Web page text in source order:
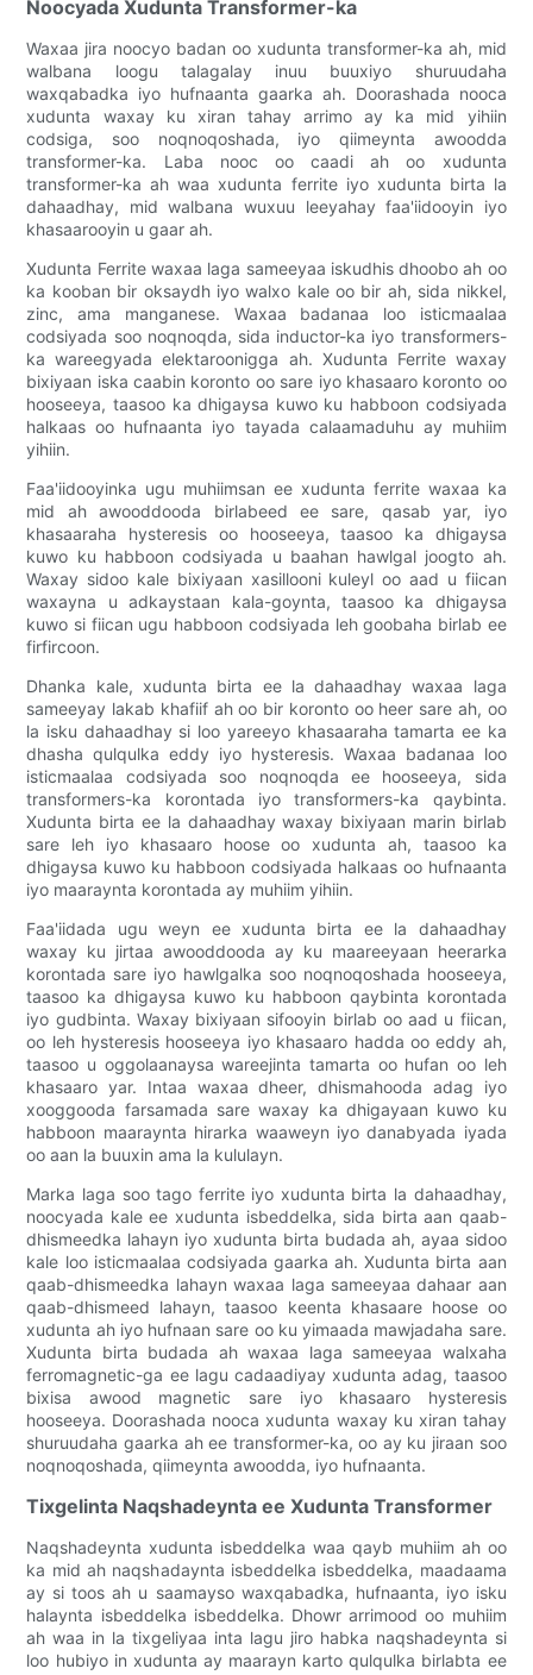
Noocyada Xudunta Transformer-ka
Waxaa jira noocyo badan oo xudunta transformer-ka ah, mid
walbana loogu talagalay inuu buuxiyo shuruudaha
waxqabadka iyo hufnaanta gaarka ah. Doorashada nooca
xudunta waxay ku xiran tahay arrimo ay ka mid yihiin
codsiga, soo noqnoqoshada, iyo qiimeynta awoodda
transformer-ka. Laba nooc oo caadi ah oo xudunta
transformer-ka ah waa xudunta ferrite iyo xudunta birta la
dahaadhay, mid walbana wuxuu leeyahay faa'iidooyin iyo
khasaarooyin u gaar ah.
Xudunta Ferrite waxaa laga sameeyaa iskudhis dhoobo ah oo
ka kooban bir oksaydh iyo walxo kale oo bir ah, sida nikkel,
zinc, ama manganese. Waxaa badanaa loo isticmaalaa
codsiyada soo noqnoqda, sida inductor-ka iyo transformers-
ka wareegyada elektaroonigga ah. Xudunta Ferrite waxay
bixiyaan iska caabin koronto oo sare iyo khasaaro koronto oo
hooseeya, taasoo ka dhigaysa kuwo ku habboon codsiyada
halkaas oo hufnaanta iyo tayada calaamaduhu ay muhiim
yihiin.
Faa'iidooyinka ugu muhiimsan ee xudunta ferrite waxaa ka
mid ah awooddooda birlabeed ee sare, qasab yar, iyo
khasaaraha hysteresis oo hooseeya, taasoo ka dhigaysa
kuwo ku habboon codsiyada u baahan hawlgal joogto ah.
Waxay sidoo kale bixiyaan xasillooni kuleyl oo aad u fiican
waxayna u adkaystaan ​​​​kala-goynta, taasoo ka dhigaysa
kuwo si fiican ugu habboon codsiyada leh goobaha birlab ee
firfircoon.
Dhanka kale, xudunta birta ee la dahaadhay waxaa laga
sameeyay lakab khafiif ah oo bir koronto oo heer sare ah, oo
la isku dahaadhay si loo yareeyo khasaaraha tamarta ee ka
dhasha qulqulka eddy iyo hysteresis. Waxaa badanaa loo
isticmaalaa codsiyada soo noqnoqda ee hooseeya, sida
transformers-ka korontada iyo transformers-ka qaybinta.
Xudunta birta ee la dahaadhay waxay bixiyaan marin birlab
sare leh iyo khasaaro hoose oo xudunta ah, taasoo ka
dhigaysa kuwo ku habboon codsiyada halkaas oo hufnaanta
iyo maaraynta korontada ay muhiim yihiin.
Faa'iidada ugu weyn ee xudunta birta ee la dahaadhay
waxay ku jirtaa awooddooda ay ku maareeyaan heerarka
korontada sare iyo hawlgalka soo noqnoqoshada hooseeya,
taasoo ka dhigaysa kuwo ku habboon qaybinta korontada
iyo gudbinta. Waxay bixiyaan sifooyin birlab oo aad u fiican,
oo leh hysteresis hooseeya iyo khasaaro hadda oo eddy ah,
taasoo u oggolaanaysa wareejinta tamarta oo hufan oo leh
khasaaro yar. Intaa waxaa dheer, dhismahooda adag iyo
xooggooda farsamada sare waxay ka dhigayaan kuwo ku
habboon maaraynta hirarka waaweyn iyo danabyada iyada
oo aan la buuxin ama la kululayn.
Marka laga soo tago ferrite iyo xudunta birta la dahaadhay,
noocyada kale ee xudunta isbeddelka, sida birta aan qaab-
dhismeedka lahayn iyo xudunta birta budada ah, ayaa sidoo
kale loo isticmaalaa codsiyada gaarka ah. Xudunta birta aan
qaab-dhismeedka lahayn waxaa laga sameeyaa dahaar aan
qaab-dhismeed lahayn, taasoo keenta khasaare hoose oo
xudunta ah iyo hufnaan sare oo ku yimaada mawjadaha sare.
Xudunta birta budada ah waxaa laga sameeyaa walxaha
ferromagnetic-ga ee lagu cadaadiyay xudunta adag, taasoo
bixisa awood magnetic sare iyo khasaaro hysteresis
hooseeya. Doorashada nooca xudunta waxay ku xiran tahay
shuruudaha gaarka ah ee transformer-ka, oo ay ku jiraan soo
noqnoqoshada, qiimeynta awoodda, iyo hufnaanta.
Tixgelinta Naqshadeynta ee Xudunta Transformer
Naqshadeynta xudunta isbeddelka waa qayb muhiim ah oo
ka mid ah naqshadaynta isbeddelka isbeddelka, maadaama
ay si toos ah u saamayso waxqabadka, hufnaanta, iyo isku
halaynta isbeddelka isbeddelka. Dhowr arrimood oo muhiim
ah waa in la tixgeliyaa inta lagu jiro habka naqshadeynta si
loo hubiyo in xudunta ay maarayn karto qulqulka birlabta ee